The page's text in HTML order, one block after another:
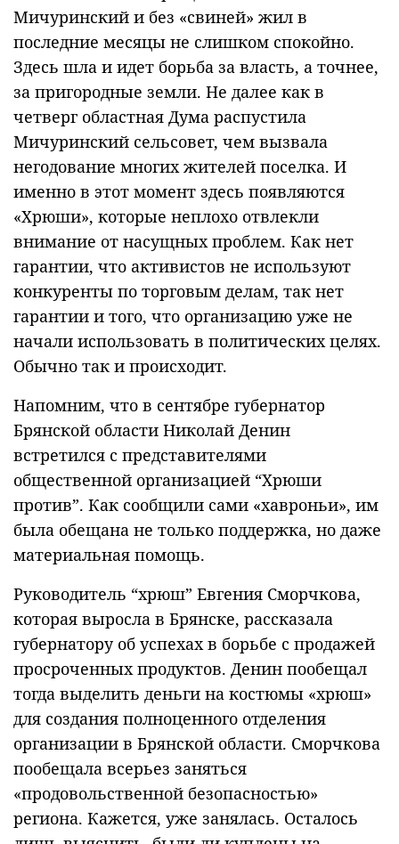
Мичуринский и без «свиней» жил в
последние месяцы не слишком спокойно.
Здесь шла и идет борьба за власть, а точнее,
за пригородные земли. Не далее как в
четверг областная Дума распустила
Мичуринский сельсовет, чем вызвала
негодование многих жителей поселка. И
именно в этот момент здесь появляются
«Хрюши», которые неплохо отвлекли
внимание от насущных проблем. Как нет
гарантии, что активистов не используют
конкуренты по торговым делам, так нет
гарантии и того, что организацию уже не
начали использовать в политических целях.
Обычно так и происходит.
Напомним, что в сентябре губернатор
Брянской области Николай Денин
встретился с представителями
общественной организацией “Хрюши
против”. Как сообщили сами «хавроньи», им
была обещана не только поддержка, но даже
материальная помощь.
Руководитель “хрюш” Евгения Сморчкова,
которая выросла в Брянске, рассказала
губернатору об успехах в борьбе с продажей
просроченных продуктов. Денин пообещал
тогда выделить деньги на костюмы «хрюш»
для создания полноценного отделения
организации в Брянской области. Сморчкова
пообещала всерьез заняться
«продовольственной безопасностью»
региона. Кажется, уже занялась. Осталось